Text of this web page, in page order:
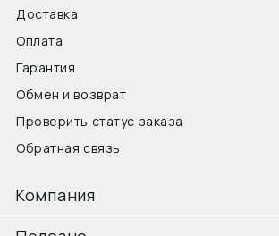
Доставка
Оплата
Гарантия
Обмен и возврат
Проверить статус заказа
Обратная связь
Компания